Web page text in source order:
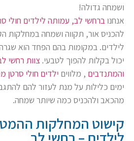
ושמחה גדולה!
אנחנו ברחשי לב, עמותה לילדים חולי
להכניס אור, תקווה ושמחה במחלקות
לילדים. במקומות בהם הפחד הוא
יכול בקלות להפוך לטבעי. צוות רחשי
והמתנדבים , מלווים ילדים חולי סרטן
ימים כלילות על מנת לעזור להם
מהכאב ולהכניס כמה שיותר שמחה.
קישוט המחלקות